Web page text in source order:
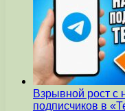
Взрывной рост с
подписчиков в